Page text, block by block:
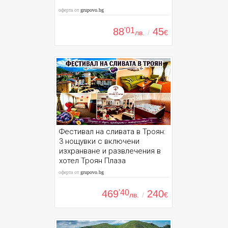
оферта отgrupovo.bg
88'01лв. / 45€
Фестивал на сливата в Троян:
3 нощувки с включени
изхранване и развлечения в
хотел Троян Плаза
оферта отgrupovo.bg
469'40лв. / 240€